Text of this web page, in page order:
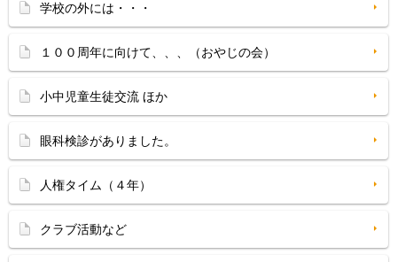
学校の外には・・・
１００周年に向けて、、、（おやじの会）
小中児童生徒交流 ほか
眼科検診がありました。
人権タイム（４年）
クラブ活動など